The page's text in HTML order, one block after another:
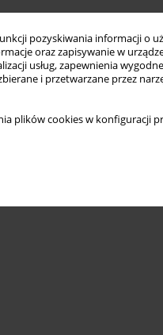
pozyskiwania informacji o
oraz zapisywanie w
usług, zapewnienia
i przetwarzane przez
plików cookies w konfiguracji